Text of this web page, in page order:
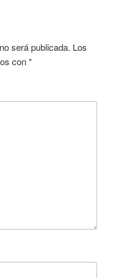
será publicada. Los
con*